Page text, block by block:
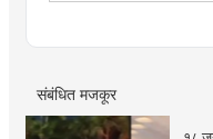
संबंधित मजकूर